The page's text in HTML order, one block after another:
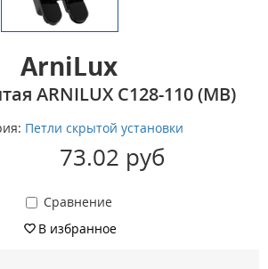
ArniLux
ARNILUX C128-110 (MB)
Петли скрытой установки
73.02 руб
Сравнение
В избранное